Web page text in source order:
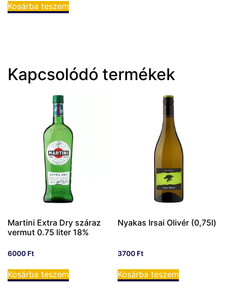
Kosárba teszem
Kapcsolódó termékek
Martini Extra Dry száraz
vermut 0.75 liter 18%
6000 Ft
Kosárba teszem
Nyakas Irsai Olivér (0,75l)
3700 Ft
Kosárba teszem